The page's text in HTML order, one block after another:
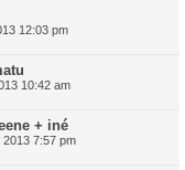
12:03 pm
10:42 am
+ iné
7:57 pm